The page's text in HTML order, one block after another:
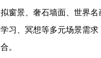
拟窗景、奢石墙面、世界名
学习、冥想等多元场景需
合。